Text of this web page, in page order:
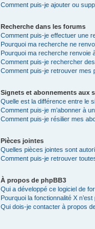
Comment puis-je ajouter ou
Recherche dans les forums
Comment puis-je effectuer une
Pourquoi ma recherche ne
Pourquoi ma recherche renvoie
Comment puis-je rechercher
Comment puis-je retrouver mes
Signets et abonnements aux
Quelle est la différence entre le
Comment puis-je m’abonner à
Comment puis-je résilier mes
Pièces jointes
Quelles pièces jointes sont
Comment puis-je retrouver
À propos de phpBB3
Qui a développé ce logiciel de
Pourquoi la fonctionnalité X
Qui dois-je contacter à propos